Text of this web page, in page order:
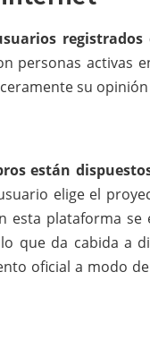
personas activas
su
están
elige el
esta plataforma
que da cabida a
oficial a modo